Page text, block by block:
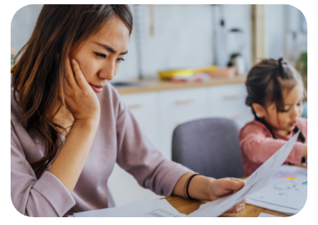
De eerstelijnszorg versterken en medicijnen
toegankelijker maken
Een ambitieus beleid voor geestelijke gezondheid